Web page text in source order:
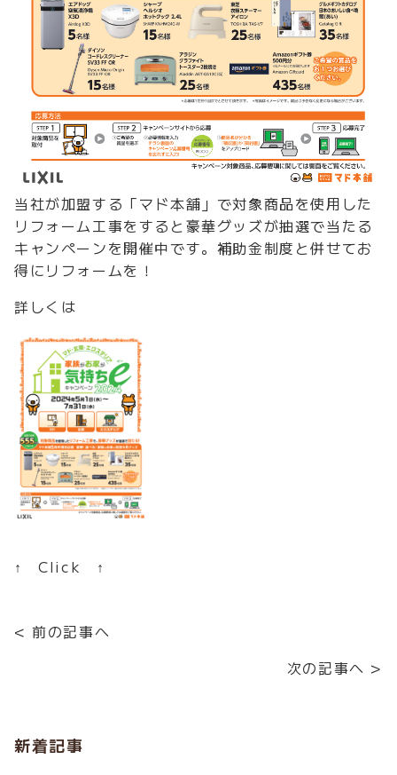
当社が加盟する「マド本舗」で対象商品を使用した
リフォーム工事をすると豪華グッズが抽選で当たる
キャンペーンを開催中です。補助金制度と併せてお
得にリフォームを！
詳しくは
↑ Click ↑
< 前の記事へ
次の記事へ >
新着記事